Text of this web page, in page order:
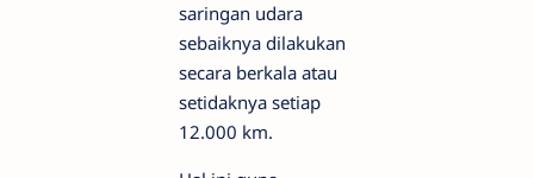
saringan udara
sebaiknya dilakukan
secara berkala atau
setidaknya setiap
12.000 km.